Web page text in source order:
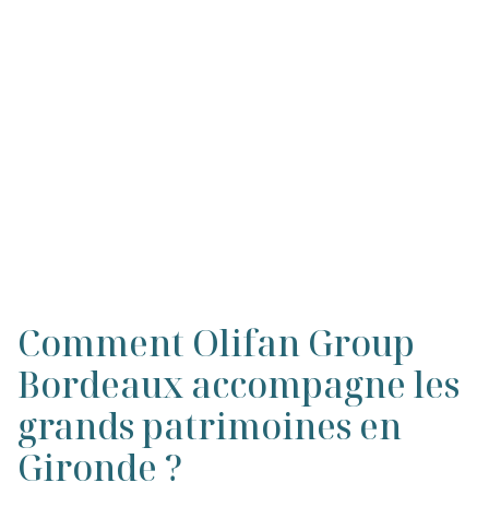
Comment Olifan Group
Bordeaux accompagne les
grands patrimoines en
Gironde ?